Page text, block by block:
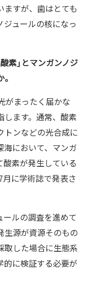
ますが、歯はとても
ュールの核になっ
素」とマンガンノジ
がまったく届かな
します。通常、酸素
トンなどの光合成に
海において、マンガ
素が発生している
に学術誌で発表さ
ールの調査を進めて
生源が資源そのもの
取した場合に生態系
的に検証する必要が